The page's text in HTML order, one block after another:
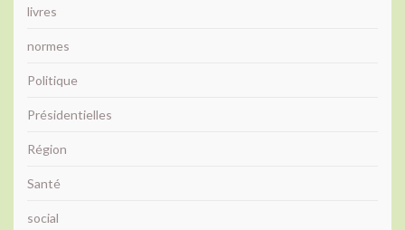
livres
normes
Politique
Présidentielles
Région
Santé
social